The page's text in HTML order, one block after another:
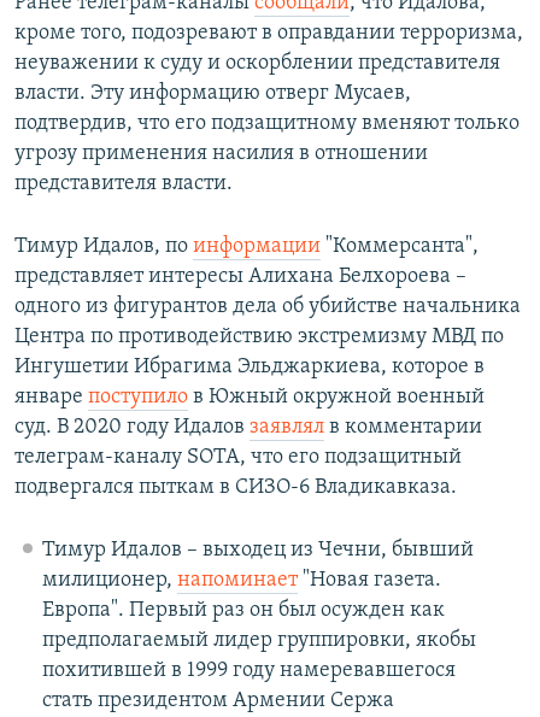
кроме того, подозревают в оправдании терроризма,
неуважении к суду и оскорблении представителя
власти. Эту информацию отверг Мусаев,
подтвердив, что его подзащитному вменяют только
угрозу применения насилия в отношении
представителя власти.
Тимур Идалов, по информации "Коммерсанта",
представляет интересы Алихана Белхороева –
одного из фигурантов дела об убийстве начальника
Центра по противодействию экстремизму МВД по
Ингушетии Ибрагима Эльджаркиева, которое в
январе поступило в Южный окружной военный
суд. В 2020 году Идалов заявлял в комментарии
телеграм-каналу SOTA, что его подзащитный
подвергался пыткам в СИЗО-6 Владикавказа.
Тимур Идалов – выходец из Чечни, бывший
милиционер, напоминает"Новая газета.
Европа". Первый раз он был осужден как
предполагаемый лидер группировки, якобы
похитившей в 1999 году намеревавшегося
стать президентом Армении Сержа